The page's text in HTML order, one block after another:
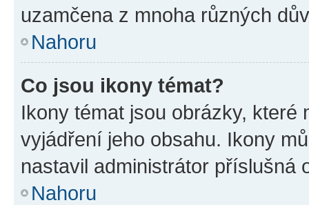
uzamčena z mnoha různých
Nahoru
Co jsou ikony témat?
Ikony témat jsou obrázky,
vyjádření jeho obsahu. Ikony
nastavil administrátor příslušná
Nahoru